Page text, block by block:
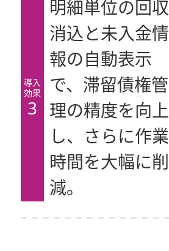
導入
効果
3
明細単位の回収
消込と未入金情
報の自動表示
で、滞留債権管
理の精度を向上
し、さらに作業
時間を大幅に削
減。